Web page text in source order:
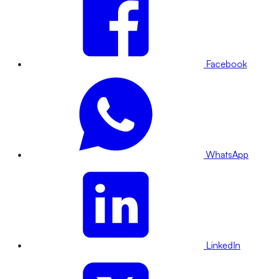
Facebook
WhatsApp
LinkedIn